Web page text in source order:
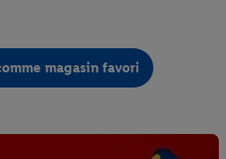
magasin favori